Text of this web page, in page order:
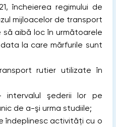
încheierea regimului de
mijloacelor de transport
aibă loc în următoarele
la care mărfurile sunt
rutier utilizate în
şederii lor pe
de a-şi urma studiile;
îndeplinesc activităţi cu o